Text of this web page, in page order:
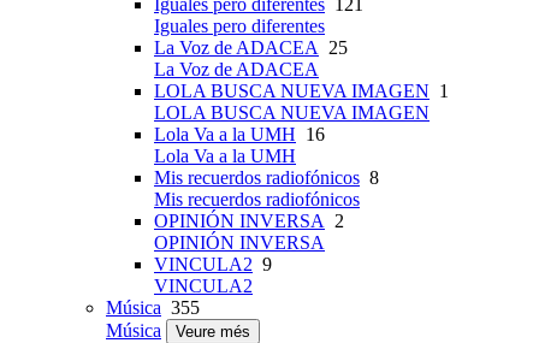
Iguales pero diferentes 121
Iguales pero diferentes
La Voz de ADACEA
25
La Voz de ADACEA
LOLA BUSCA NUEVA IMAGEN 1
LOLA BUSCA NUEVA IMAGEN
Lola Va a la UMH 16
Lola Va a la UMH
Mis recuerdos radiofónicos 8
Mis recuerdos radiofónicos
OPINIÓN INVERSA
2
OPINIÓN INVERSA
VINCULA2 9
VINCULA2
Música 355
Música
Veure més